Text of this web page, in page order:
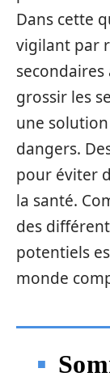
Dans cette
vigilant par
secondaires
grossir les
une
dangers.
pour éviter
la santé.
des
potentiels
monde